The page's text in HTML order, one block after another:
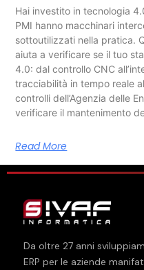
Hai investito in tecnologia
PMI hanno macchinari
sottoutilizzati nella pratica.
aiuta a verificare se il tuo
4.0: dal controllo CNC
tracciabilità in tempo reale
controlli dell’Agenzia delle
verificare il mantenimento
Read More
Da oltre 27 anni
ERP per le aziende